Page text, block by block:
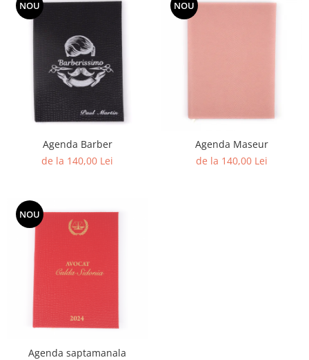
NOU
Agenda Barber
de la 140,00 Lei
NOU
Agenda Maseur
de la 140,00 Lei
NOU
Agenda saptamanala